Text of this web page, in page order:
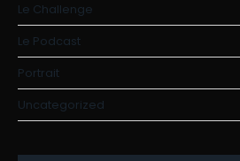
Le Challenge
Le Podcast
Portrait
Uncategorized